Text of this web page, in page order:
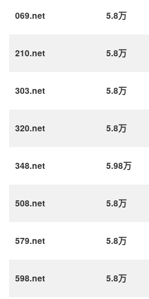
069.net 5.8万
210.net 5.8万
303.net 5.8万
320.net 5.8万
348.net 5.98万
508.net 5.8万
579.net 5.8万
598.net 5.8万